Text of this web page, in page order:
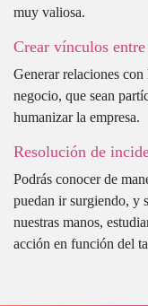
muy valiosa.
Crear vínculos
Generar relaciones
negocio, que sean
humanizar la empresa.
Resolución de
Podrás conocer de
puedan ir surgiendo, y
nuestras manos,
acción en función del